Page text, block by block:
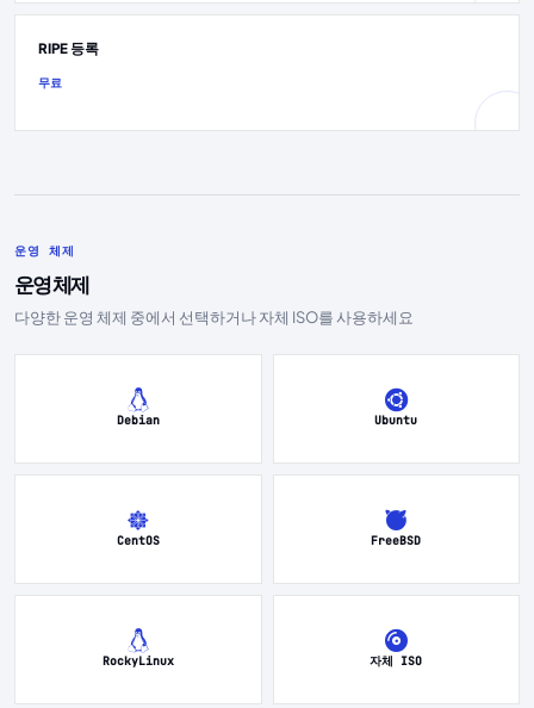
RIPE 등록
무료
운영 체제
운영 체제
다양한 운영 체제 중에서 선택하거나 자체 ISO를 사용하세요
Debian Ubuntu
CentOS FreeBSD
RockyLinux 자체 ISO